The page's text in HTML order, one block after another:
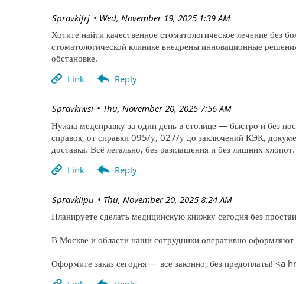
Wed, November 19, 2025 1:39 AM
| Spravkifrj
Хотите найти качественное стоматологическое лечение
стоматологической клинике внедрены инновационные
обстановке.
Thu, November 20, 2025 7:56 AM
| Spravkiwsi
Нужна медсправку за один день в столице — быстро и без
справок, от справки 095/у, 027/у до заключений КЭК,
доставка. Всё легально, без разглашения и без лишних
Thu, November 20, 2025 8:24 AM
| Spravkiipu
Планируете сделать медицинскую книжку сегодня без
В Москве и области наши сотрудники оперативно
Оформите заказ сегодня — всё законно, без предоплаты!